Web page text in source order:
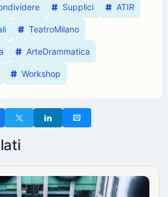
Supplici ATIR
TeatroMilano
ArteDrammatica
Workshop